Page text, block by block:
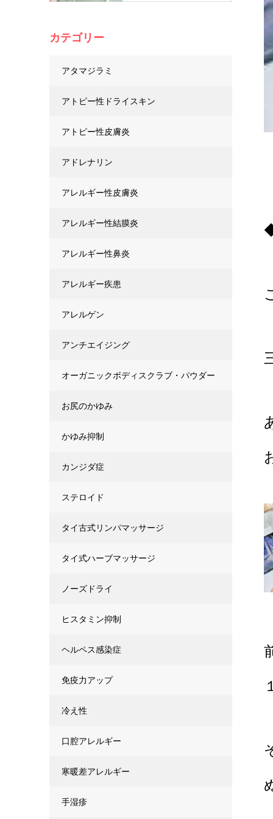
カテゴリー
アタマジラミ
アトピー性ドライスキン
アトピー性皮膚炎
アドレナリン
アレルギー性皮膚炎
アレルギー性結膜炎
アレルギー性鼻炎
アレルギー疾患
アレルゲン
アンチエイジング
オーガニックボディスクラブ・パウダー
お尻のかゆみ
かゆみ抑制
カンジダ症
ステロイド
タイ古式リンパマッサージ
タイ式ハーブマッサージ
ノーズドライ
ヒスタミン抑制
ヘルペス感染症
免疫力アップ
冷え性
口腔アレルギー
寒暖差アレルギー
手湿疹